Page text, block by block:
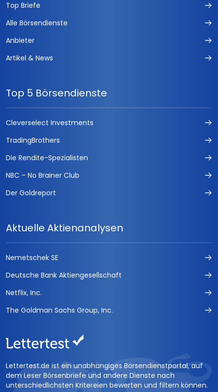
Top Briefe
Alle Börsendienste
Anbieter
Artikel & News
Top 5 Börsendienste
Cleverselect Investments
TradingBrothers
Die Rendite-Spezialisten
NBC – No Brainer Club
Der Goldreport
Aktuelle Aktienanalysen
Nemetschek SE
Deutsche Bank Aktiengesellschaft
Netflix, Inc.
The Goldman Sachs Group, Inc.
Lettertest.de ist ein unabhängiges Börsendienstportal, auf
dem Leser Börsenbriefe und andere Dienste nach
unterschiedlichsten Kritereien bewerten und filtern können.